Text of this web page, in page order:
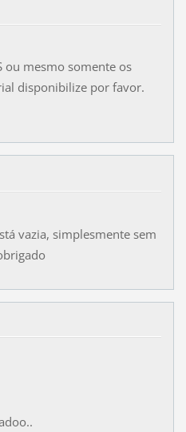
ou mesmo somente os
disponibilize por favor.
vazia, simplesmente sem